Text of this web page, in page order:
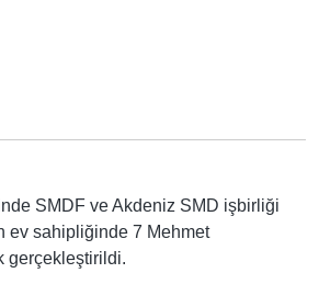
SMDF ve Akdeniz SMD işbirliği
ev sahipliğinde 7 Mehmet
gerçekleştirildi.